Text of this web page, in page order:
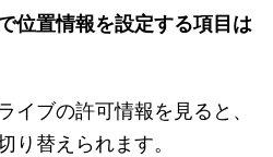
位置情報を設定する項目は
イブの許可情報を見ると、
り替えられます。